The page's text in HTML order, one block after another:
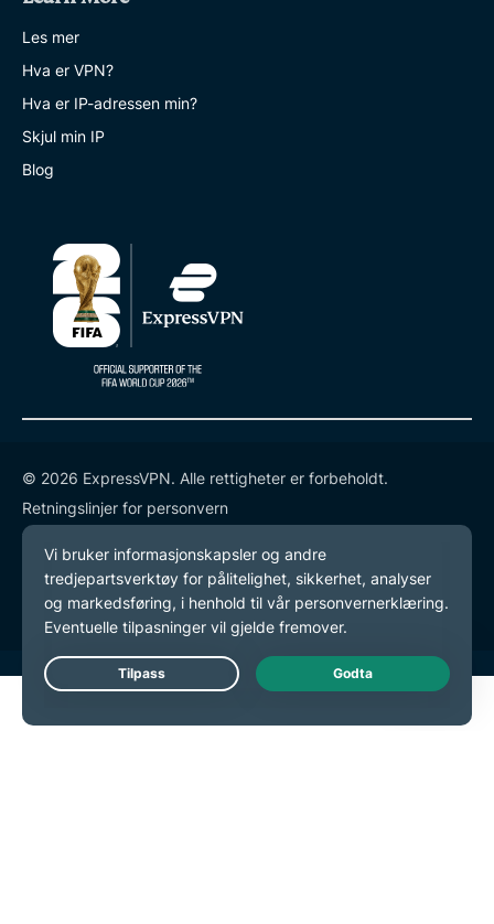
Les mer
Hva er VPN?
Hva er IP-adressen min?
Skjul min IP
Blog
© 2026 ExpressVPN. Alle rettigheter er forbeholdt.
Retningslinjer for personvern
Tjenestevilkår
endre preferansene dine
Live Chat